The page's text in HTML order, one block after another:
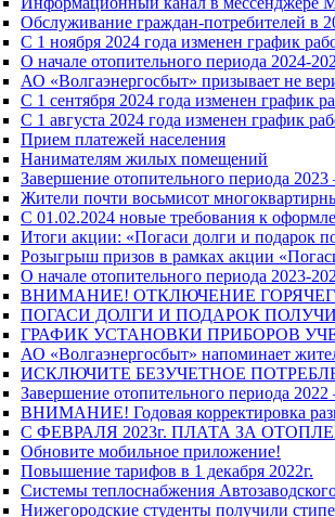
Обслуживание граждан-потребителей в
С 1 ноября 2024 года изменен график
О начале отопительного периода 2024-
АО «Волгаэнергосбыт» призывает не
С 1 сентября 2024 года изменен график
С 1 августа 2024 года изменен график
Прием платежей населения
Нанимателям жилых помещений
Завершение отопительного периода 2023
Жители почти восьмисот
С 01.02.2024 новые требования к
Итоги акции: «Погаси долги и подарок
Розыгрыш призов в рамках акции
О начале отопительного периода 2023-
ВНИМАНИЕ! ОТКЛЮЧЕНИЕ
ПОГАСИ ДОЛГИ И ПОДАРОК
ГРАФИК УСТАНОВКИ ПРИБОРОВ
АО «Волгаэнергосбыт» напоминает
ИСКЛЮЧИТЕ БЕЗУЧЕТНОЕ
Завершение отопительного периода 2022
ВНИМАНИЕ! Годовая корректировка
С ФЕВРАЛЯ 2023г. ПЛАТА ЗА
Обновите мобильное приложение!
Повышение тарифов в 1 декабря 2022г.
Системы теплоснабжения
Нижегородские студенты получили